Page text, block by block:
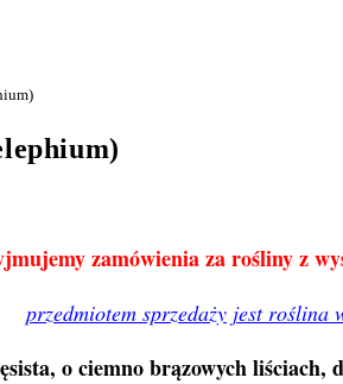
zamówienia za rośliny z
przedmiotem sprzedaży jest roślina
o ciemno brązowych liściach,